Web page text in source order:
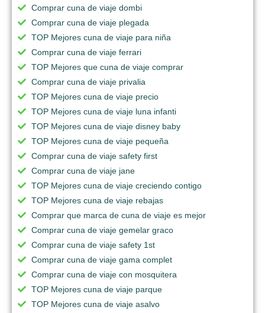
Comprar cuna de viaje dombi
Comprar cuna de viaje plegada
TOP Mejores cuna de viaje para niña
Comprar cuna de viaje ferrari
TOP Mejores que cuna de viaje comprar
Comprar cuna de viaje privalia
TOP Mejores cuna de viaje precio
TOP Mejores cuna de viaje luna infanti
TOP Mejores cuna de viaje disney baby
TOP Mejores cuna de viaje pequeña
Comprar cuna de viaje safety first
Comprar cuna de viaje jane
TOP Mejores cuna de viaje creciendo contigo
TOP Mejores cuna de viaje rebajas
Comprar que marca de cuna de viaje es mejor
Comprar cuna de viaje gemelar graco
Comprar cuna de viaje safety 1st
Comprar cuna de viaje gama complet
Comprar cuna de viaje con mosquitera
TOP Mejores cuna de viaje parque
TOP Mejores cuna de viaje asalvo